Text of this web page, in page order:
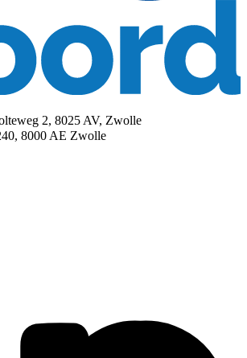
2, 8025 AV, Zwolle
8000 AE Zwolle